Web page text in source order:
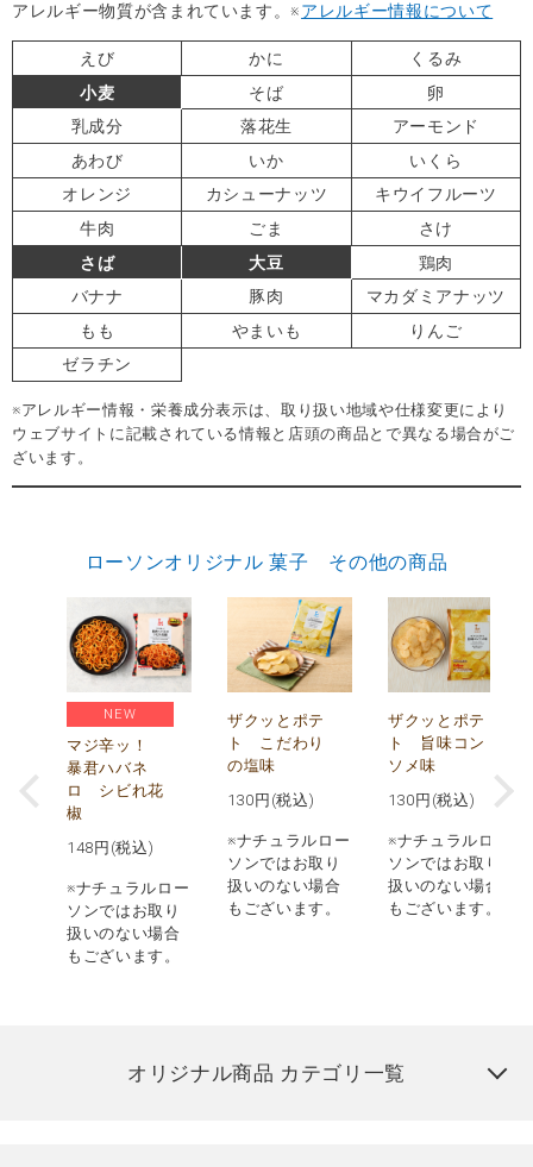
アレルギー物質が含まれています。※アレルギー情報について
えび かに
くるみ
小麦
そば
卵
乳成分
落花生
アーモンド
あわび
いか
いくら
オレンジ
カシューナッツ
キウイフルーツ
牛肉
ごま
さけ
さば
大豆
鶏肉
バナナ
豚肉
マカダミアナッツ
もも
やまいも
りんご
ゼラチン
※アレルギー情報・栄養成分表示は、取り扱い地域や仕様変更により
ウェブサイトに記載されている情報と店頭の商品とで異なる場合がご
ざいます。
ローソンオリジナル 菓子 その他の商品
NEW
マジ辛ッ！
暴君ハバネ
ロ シビれ花
椒
148 円(税込)
※ナチュラルロー
ソンではお取り
扱いのない場合
もございます。
ザクッとポテ
ト こだわり
の塩味
130 円(税込)
※ナチュラルロー
ソンではお取り
扱いのない場合
もございます。
ザクッとポテ
ト 旨味コン
ソメ味
130 円(税込)
※ナチュラルロー
ソンではお取り
扱いのない場合
もございます。
オリジナル商品 カテゴリ一覧